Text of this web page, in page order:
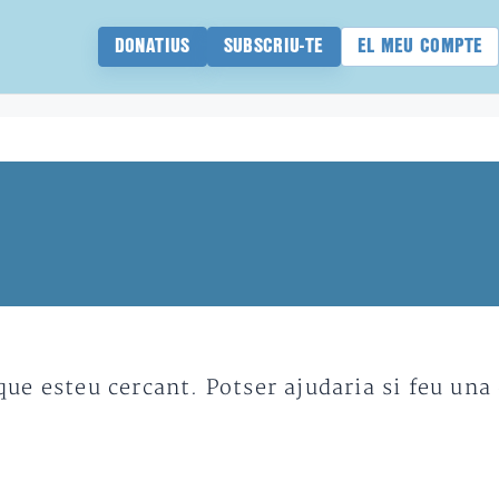
DONATIUS SUBSCRIU-TE EL MEU COMPTE
esteu cercant. Potser ajudaria si feu una